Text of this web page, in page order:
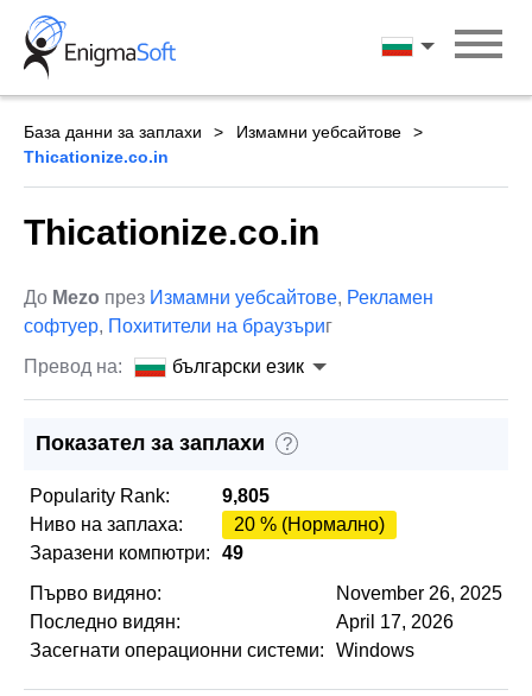
Skip
content
български
База данни за заплахи
Измамни уебсайтове
Thicationize.co.in
Thicationize.co.in
До Mezo през Измамни уебсайтове, Рекламен
софтуер, Похитители на браузъриг
Превод на:
български език
Показател за заплахи ?
Popularity Rank:
9,805
Ниво на заплаха:
20 % (Нормално)
Заразени компютри:
49
Първо видяно:
November 26, 2025
Последно видян:
April 17, 2026
Засегнати операционни системи:
Windows